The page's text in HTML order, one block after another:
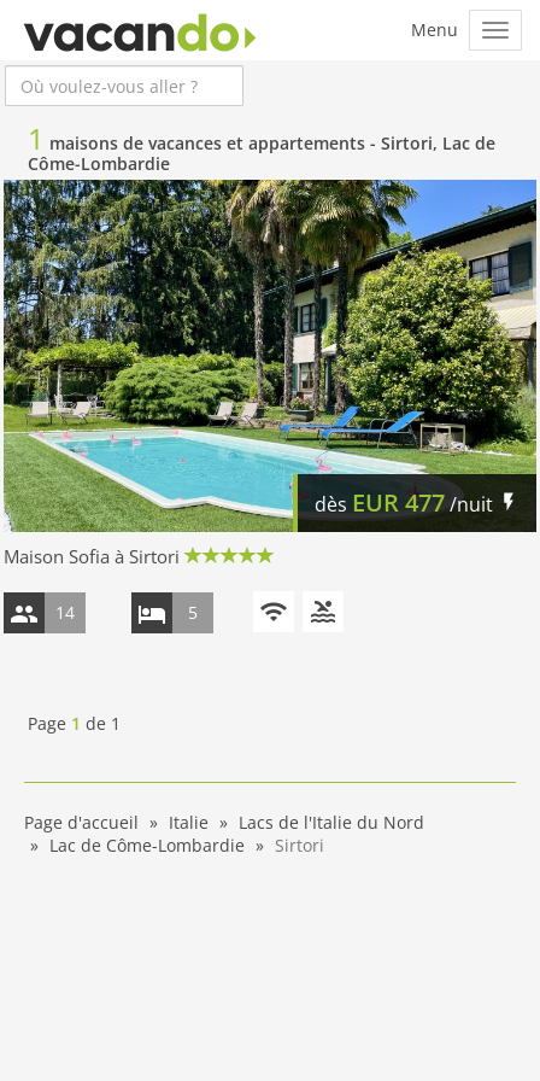
1 maisons de vacances et appartements - Sirtori, Lac de
Côme-Lombardie
dès EUR477/nuit
Maison Sofia à Sirtori
14 5
Page 1 de 1
Page d'accueil Italie
Lacs de l'Italie du Nord
Lac de Côme-Lombardie
Sirtori